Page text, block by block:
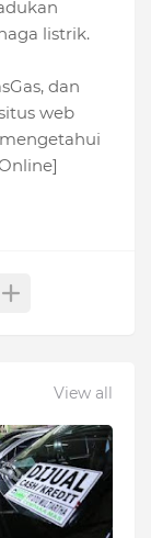
listrik.
dan
web
View all